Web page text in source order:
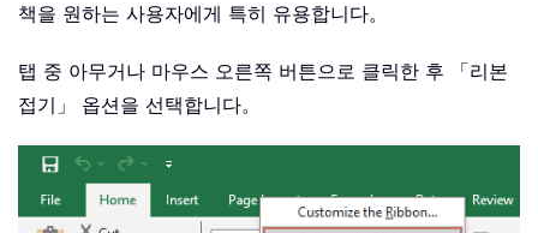
책을 원하는 사용자에게 특히 유용합니다。
탭 중 아무거나 마우스 오른쪽 버튼으로 클릭한 후 「리본
접기」 옵션을 선택합니다。